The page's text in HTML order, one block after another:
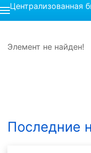
Централизованная
Элемент не найден!
Последние